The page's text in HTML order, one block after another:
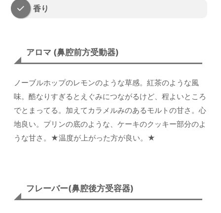
香り
アロマ (鼻腔前方受動器)
ノーブルホップのレモンのような草感。紅茶のような風
味。酷なりすぎるとえぐみにつながるけど、程よいところ
でとまってる。加えてカラメルみのあるモルトの甘さ。心
地良い。プリンの底のような、ケーキのクッキー部分のよ
うな甘さ。★温度が上がった方が良い。★
フレーバー(鼻腔後方受容器)